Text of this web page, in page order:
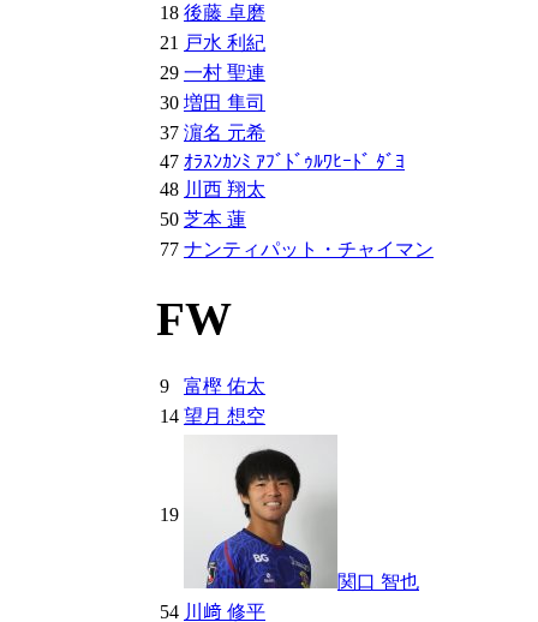
18 後藤 卓磨
21 戸水 利紀
29 一村 聖連
30 増田 隼司
37 濵名 元希
47 ｵﾗｽﾝｶﾝﾐ ｱﾌﾞﾄﾞｩﾙﾜﾋｰﾄﾞ ﾀﾞﾖ
48 川西 翔太
50 芝本 蓮
77 ナンティパット・チャイマン
FW
9
富樫 佑太
14 望月 想空
19
関口 智也
54 川﨑 修平